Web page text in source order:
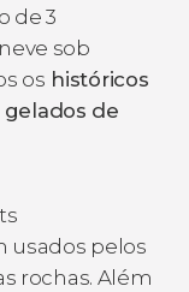
de 3
sob
os históricos
gelados de
usados pelos
rochas. Além